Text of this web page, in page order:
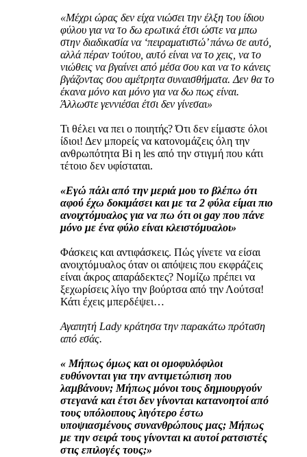
«Μέχρι ώρας δεν είχα νιώσει την έλξη του ίδιου
φύλου για να το δω ερωτικά έτσι ώστε να μπω
στην διαδικασία να ‘πειραματιστώ’ πάνω σε αυτό,
αλλά πέραν τούτου, αυτό είναι να το χεις, να το
νιώθεις να βγαίνει από μέσα σου και να το κάνεις
βγάζοντας σου αμέτρητα συναισθήματα. Δεν θα το
έκανα μόνο και μόνο για να δω πως είναι.
Άλλωστε γεννιέσαι έτσι δεν γίνεσαι»
Τι θέλει να πει ο ποιητής? Ότι δεν είμαστε όλοι
ίδιοι! Δεν μπορείς να κατονομάζεις όλη την
ανθρωπότητα Bi η les από την στιγμή που κάτι
τέτοιο δεν υφίσταται.
«Εγώ πάλι από την μεριά μου το βλέπω ότι
αφού έχω δοκιμάσει και με τα 2 φύλα είμαι πιο
ανοιχτόμυαλος για να πω ότι οι gay που πάνε
μόνο με ένα φύλο είναι κλειστόμυαλοι»
Φάσκεις και αντιφάσκεις. Πώς γίνετε να είσαι
ανοιχτόμυαλος όταν οι απόψεις που εκφράζεις
είναι άκρος απαράδεκτες? Νομίζω πρέπει να
ξεχωρίσεις λίγο την βούρτσα από την Λούτσα!
Κάτι έχεις μπερδέψει…
Αγαπητή Lady κράτησα την παρακάτω πρόταση
από εσάς.
« Μήπως όμως και οι ομοφυλόφιλοι
ευθύνονται για την αντιμετώπιση που
λαμβάνουν; Μήπως μόνοι τους δημιουργούν
στεγανά και έτσι δεν γίνονται κατανοητοί από
τους υπόλοιπους λιγότερο έστω
υποψιασμένους συνανθρώπους μας; Μήπως
με την σειρά τους γίνονται κι αυτοί ρατσιστές
στις επιλογές τους;»